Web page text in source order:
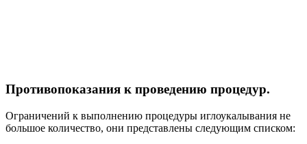
Противопоказания к проведению процедур.
Ограничений к выполнению процедуры иглоукалывания не
большое количество, они представлены следующим списком: